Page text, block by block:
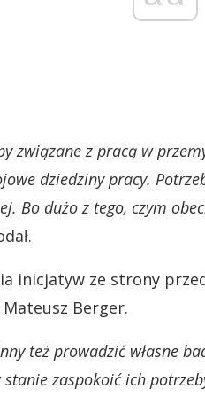
związane z pracą w
dziedziny pracy.
Bo dużo z tego, czym
inicjatyw ze strony
Berger.
też prowadzić własne
zaspokoić ich